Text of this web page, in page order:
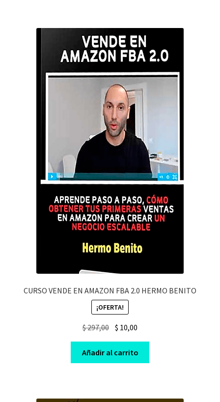
CURSO VENDE EN AMAZON FBA 2.0 HERMO BENITO
¡OFERTA!
$297,00 Original
was:
$ 297,00.
$ 10,00
is:
$ 10,00.
Añadir al carrito